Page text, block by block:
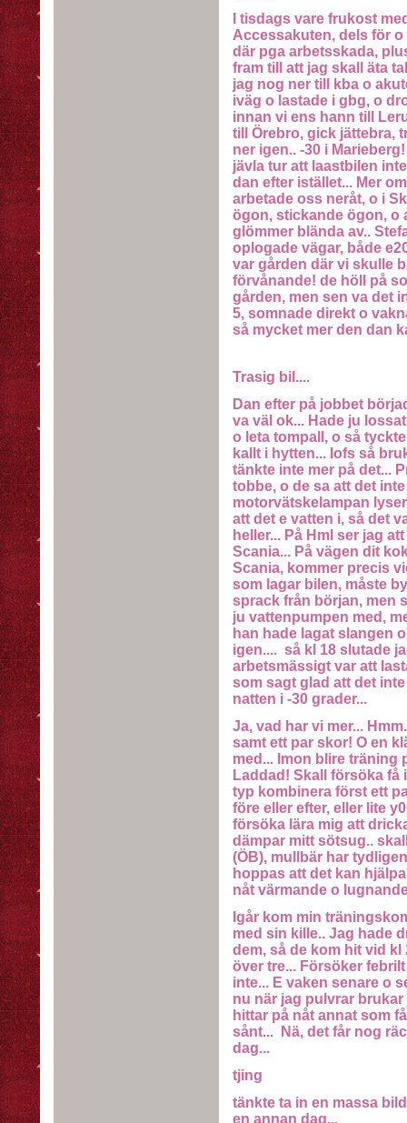
I tisdags vare frukost
Accessakuten, dels för
där pga arbetsskada,
fram till att jag skall äta
jag nog ner till kba o
iväg o lastade i gbg, o
innan vi ens hann till
till Örebro, gick jättebra,
ner igen.. -30 i
jävla tur att laastbilen
dan efter istället... Mer
arbetade oss neråt, o i
ögon, stickande ögon, o
glömmer blända av..
oplogade vägar, både
var gården där vi skulle
förvånande! de höll på
gården, men sen va det
5, somnade direkt o
så mycket mer den dan
Trasig bil....
Dan efter på jobbet
va väl ok... Hade ju
o leta tompall, o så
kallt i hytten... Iofs så
tänkte inte mer på det...
tobbe, o de sa att det
motorvätskelampan
att det e vatten i, så det
heller... På Hml ser jag
Scania... På vägen dit
Scania, kommer precis
som lagar bilen, måste
sprack från början, men
ju vattenpumpen med,
han hade lagat slangen
igen.... så kl 18 slutade
arbetsmässigt var att
som sagt glad att det
natten i -30 grader...
Ja, vad har vi mer...
samt ett par skor! O en
med... Imon blire träning
Laddad! Skall försöka få
typ kombinera först ett
före eller efter, eller lite
försöka lära mig att
dämpar mitt sötsug..
(ÖB), mullbär har
hoppas att det kan
nåt värmande o
Igår kom min
med sin kille.. Jag hade
dem, så de kom hit vid
över tre... Försöker
inte... E vaken senare o
nu när jag pulvrar
hittar på nåt annat som
sånt... Nä, det får nog
dag...
tjing
tänkte ta in en massa
en annan dag...